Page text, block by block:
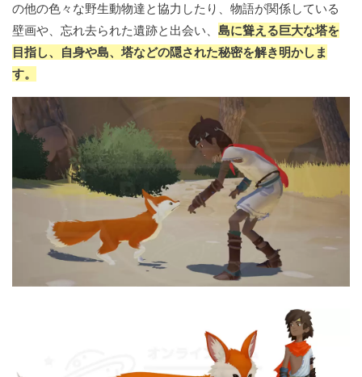
の他の色々な野生動物達と協力したり、物語が関係している
壁画や、忘れ去られた遺跡と出会い、 島に聳える巨大な塔を
目指し、自身や島、塔などの隠された秘密を解き明かしま
す。